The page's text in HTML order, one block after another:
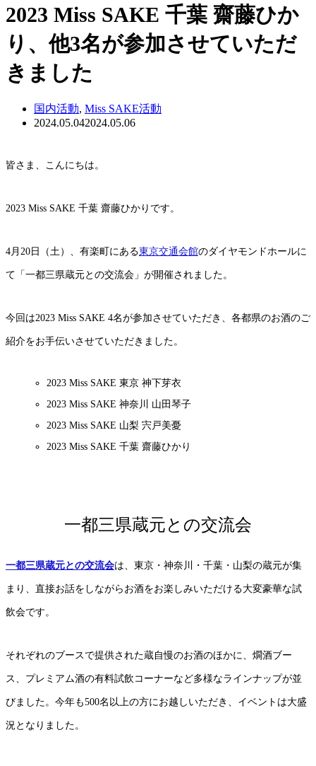
2023 Miss SAKE 千葉 齋藤ひか
り、他3名が参加させていただ
きました
国内活動, Miss SAKE活動
2024.05.042024.05.06
皆さま、こんにちは。
2023 Miss SAKE 千葉 齋藤ひかりです。
4月20日（土）、有楽町にある東京交通会館のダイヤモンドホールに
て「一都三県蔵元との交流会」が開催されました。
今回は2023 Miss SAKE 4名が参加させていただき、各都県のお酒のご
紹介をお手伝いさせていただきました。
2023 Miss SAKE 東京 神下芽衣
2023 Miss SAKE 神奈川 山田琴子
2023 Miss SAKE 山梨 宍戸美憂
2023 Miss SAKE 千葉 齋藤ひかり
一都三県蔵元との交流会
一都三県蔵元との交流会は、 東京・神奈川・千葉・山梨の蔵元が集
まり、直接お話をしながらお酒をお楽しみいただける大変豪華な試
飲会です。
それぞれのブースで提供された蔵自慢のお酒のほかに、燗酒ブー
ス、プレミアム酒の有料試飲コーナーなど多様なラインナップが並
びました。今年も500名以上の方にお越しいただき、イベントは大盛
況となりました。